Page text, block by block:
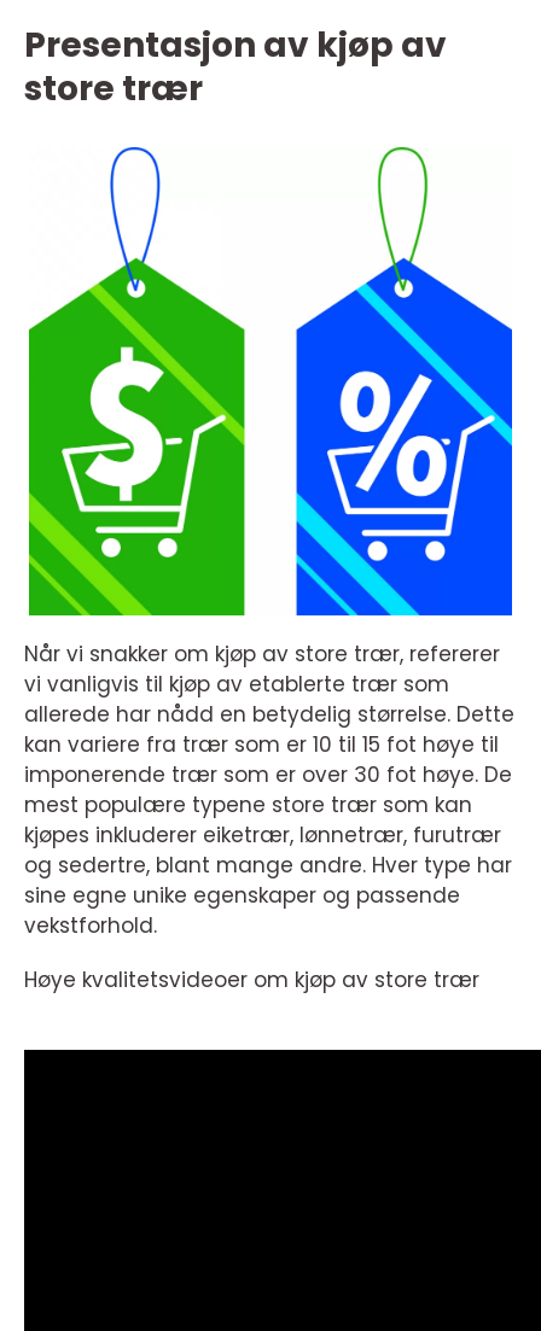
Presentasjon av kjøp av
store trær
Når vi snakker om kjøp av store trær, refererer
vi vanligvis til kjøp av etablerte trær som
allerede har nådd en betydelig størrelse. Dette
kan variere fra trær som er 10 til 15 fot høye til
imponerende trær som er over 30 fot høye. De
mest populære typene store trær som kan
kjøpes inkluderer eiketrær, lønnetrær, furutrær
og sedertre, blant mange andre. Hver type har
sine egne unike egenskaper og passende
vekstforhold.
Høye kvalitetsvideoer om kjøp av store trær